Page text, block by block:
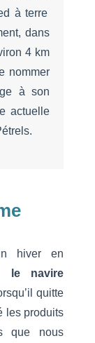
à terre
dans
4 km
nommer
à son
actuelle
hiver en
le navire
quitte
les produits
que nous